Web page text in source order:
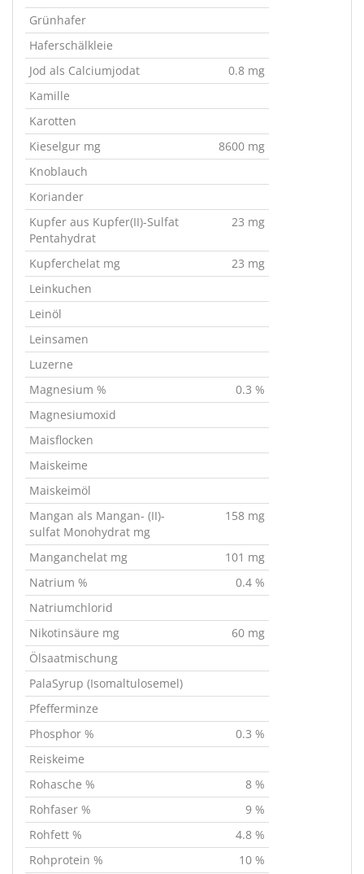
Grünhafer
Haferschälkleie
Jod als Calciumjodat
0.8 mg
Kamille
Karotten
Kieselgur mg
8600 mg
Knoblauch
Koriander
Kupfer aus Kupfer(II)-Sulfat
Pentahydrat
23 mg
Kupferchelat mg
23 mg
Leinkuchen
Leinöl
Leinsamen
Luzerne
Magnesium %
0.3 %
Magnesiumoxid
Maisflocken
Maiskeime
Maiskeimöl
Mangan als Mangan- (II)-
sulfat Monohydrat mg
158 mg
Manganchelat mg
101 mg
Natrium %
0.4 %
Natriumchlorid
Nikotinsäure mg
60 mg
Ölsaatmischung
PalaSyrup (Isomaltulosemel)
Pfefferminze
Phosphor %
0.3 %
Reiskeime
Rohasche %
8 %
Rohfaser %
9 %
Rohfett %
4.8 %
Rohprotein %
10 %